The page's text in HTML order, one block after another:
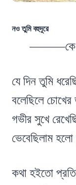
নও তুমি বহুদূরে
যে দিন তুমি
বলেছিলে
গভীর সুখে
ভেবেছিলাম
কথা হইতো